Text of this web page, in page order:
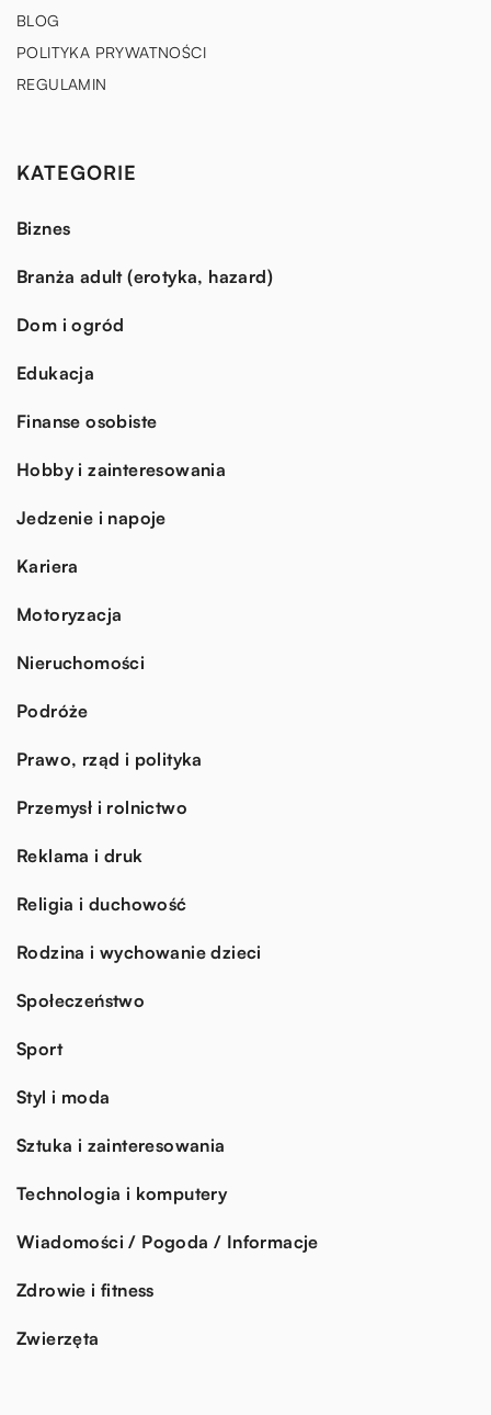
BLOG
POLITYKA PRYWATNOŚCI
REGULAMIN
KATEGORIE
Biznes
Branża adult (erotyka, hazard)
Dom i ogród
Edukacja
Finanse osobiste
Hobby i zainteresowania
Jedzenie i napoje
Kariera
Motoryzacja
Nieruchomości
Podróże
Prawo, rząd i polityka
Przemysł i rolnictwo
Reklama i druk
Religia i duchowość
Rodzina i wychowanie dzieci
Społeczeństwo
Sport
Styl i moda
Sztuka i zainteresowania
Technologia i komputery
Wiadomości / Pogoda / Informacje
Zdrowie i fitness
Zwierzęta